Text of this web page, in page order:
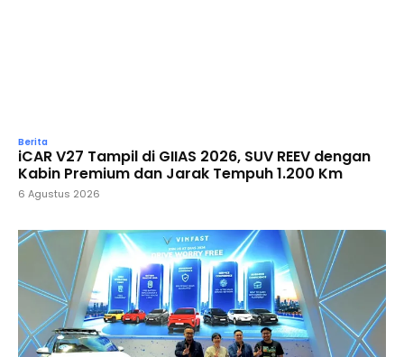
Berita
iCAR V27 Tampil di GIIAS 2026, SUV REEV dengan
Kabin Premium dan Jarak Tempuh 1.200 Km
6 Agustus 2026